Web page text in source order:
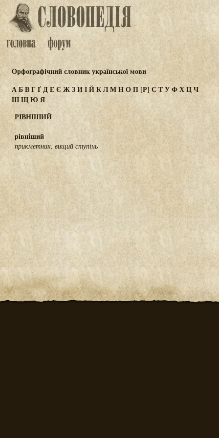
Орфографічний словник української мови
АБВГҐДЕЄ ЖЗИІЙКЛМНОП [Р] СТУФХЦЧ
ШЩЮЯ
РІВНІШИЙ
рівні́ший
прикметник, вищий ступінь